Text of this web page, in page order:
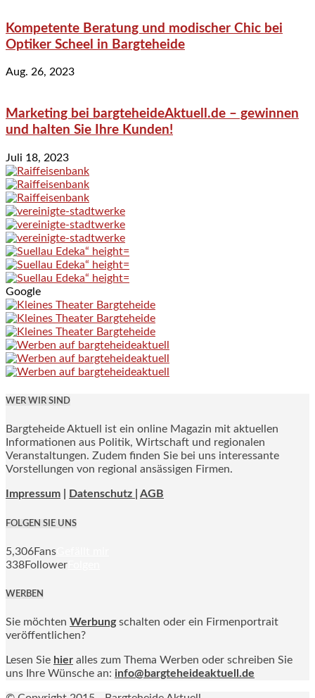
Kompetente Beratung und modischer Chic bei
Optiker Scheel in Bargteheide
Aug. 26, 2023
Marketing bei bargteheideAktuell.de – gewinnen
und halten Sie Ihre Kunden!
Juli 18, 2023
Google
WER WIR SIND
Bargteheide Aktuell ist ein online Magazin mit aktuellen
Informationen aus Politik, Wirtschaft und regionalen
Veranstaltungen. Zudem finden Sie bei uns interessante
Vorstellungen von regional ansässigen Firmen.
Impressum Datenschutz | AGB
FOLGEN SIE UNS
5,306Fans
338Follower
WERBEN
Sie möchten Werbung schalten oder ein Firmenportrait
veröffentlichen?
Lesen Sie hier alles zum Thema Werben oder schreiben Sie
uns Ihre Wünsche an: info@bargteheideaktuell.de